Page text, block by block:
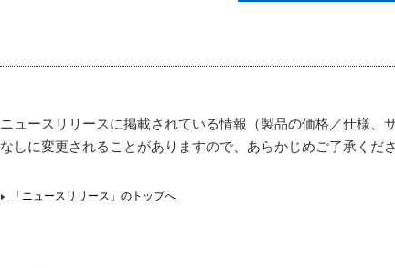
ニュースリリースに掲載されている情報（製品の価格／仕様
なしに変更されることがありますので、あらかじめご了承くださ
「ニュースリリース」のトップへ